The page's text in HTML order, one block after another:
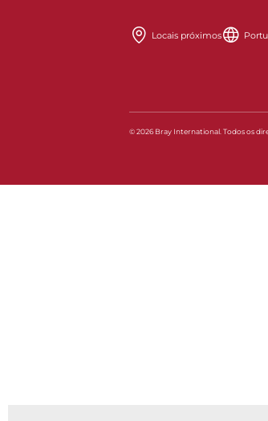
Locais próximos
© 2026 Bray International. Todos os